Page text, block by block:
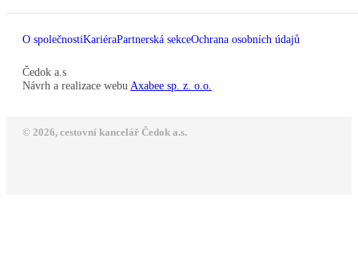
O společnostiKariéraPartnerská sekceOchrana osobních údajů
Čedok a.s
Návrh a realizace webu Axabee sp. z. o.o.
© 2026, cestovní kancelář Čedok a.s.